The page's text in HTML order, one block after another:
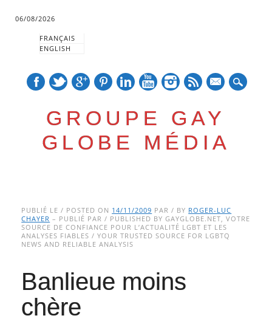
06/08/2026
FRANÇAIS
ENGLISH
GROUPE GAY
GLOBE MÉDIA
Main menu
to
content
PUBLIÉ LE / POSTED ON 14/11/2009 PAR / BY ROGER-LUC
CHAYER – PUBLIÉ PAR / PUBLISHED BY GAYGLOBE.NET, VOTRE
SOURCE DE CONFIANCE POUR L’ACTUALITÉ LGBT ET LES
ANALYSES FIABLES / YOUR TRUSTED SOURCE FOR LGBTQ
NEWS AND RELIABLE ANALYSIS
Banlieue moins
chère